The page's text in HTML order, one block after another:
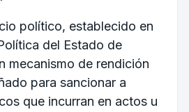
político, establecido en
del Estado de
mecanismo de rendición
para sancionar a
que incurran en actos u